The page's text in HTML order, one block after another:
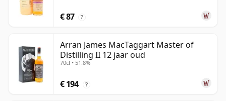
€ 87 ?
Arran James MacTaggart Master of
Distilling II 12 jaar oud
70cl • 51.8%
€ 194 ?